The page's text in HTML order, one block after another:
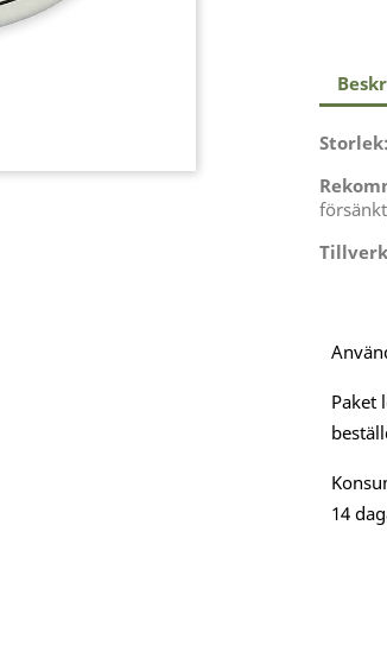
Storlek:
Paket
14